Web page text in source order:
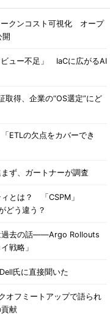
ークンコスト可視化 オープ
ュー不足」 IaCに広がるAI
取得、企業の“OS選定”にど
ETLの欠点をカバーでき
ず、ガートナーが調査
とは？ 「CSPM」
どう違う？
過去の話――Argo Rollouts
戦略」
氏に直接聞いた
オフミートアップで語られ
献